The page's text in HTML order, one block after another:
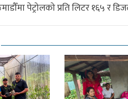
पेट्रोलको प्रति लिटर १६५ र